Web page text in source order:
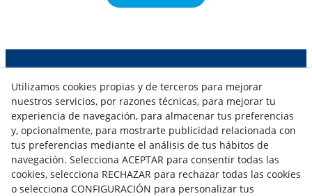
NOTICIAS FOTOVOLTAICA
NOTICIAS CLIMATIZACIÓN
NOTICIAS CALEFACCIÓN
NOTICIAS BIOMASA
NOTICIAS VENTILACIÓN
NOTICIAS ACS
Utilizamos cookies propias y de terceros para mejorar
nuestros servicios, por razones técnicas, para mejorar tu
experiencia de navegación, para almacenar tus preferencias
y, opcionalmente, para mostrarte publicidad relacionada con
tus preferencias mediante el análisis de tus hábitos de
navegación. Selecciona ACEPTAR para consentir todas las
cookies, selecciona RECHAZAR para rechazar todas las cookies
o selecciona CONFIGURACIÓN para personalizar tus